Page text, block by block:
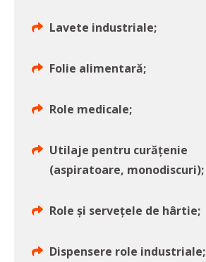
Lavete industriale;
Folie alimentară;
Role medicale;
Utilaje pentru curățenie
(aspiratoare, monodiscuri);
Role și servețele de hârtie;
Dispensere role industriale;